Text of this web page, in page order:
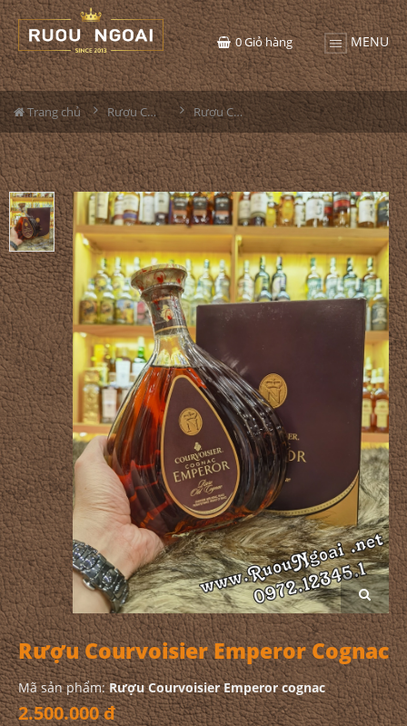
MENU
0Giỏ hàng
Trang chủ Rượu Cognac Rượu Courvoisier Emperor Cognac
Rượu Courvoisier Emperor Cognac
Mã sản phẩm:Rượu Courvoisier Emperor cognac
2.500.000 đ